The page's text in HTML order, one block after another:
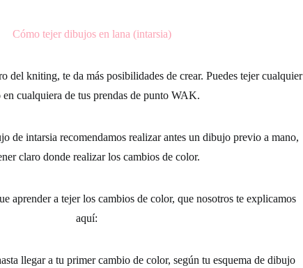
del kniting, te da más posibilidades de crear. Puedes tejer cualquier
cualquiera de tus prendas de punto WAK.
de intarsia recomendamos realizar antes un dibujo previo a mano,
claro donde realizar los cambios de color.
aprender a tejer los cambios de color, que nosotros te explicamos
aquí:
llegar a tu primer cambio de color, según tu esquema de dibujo